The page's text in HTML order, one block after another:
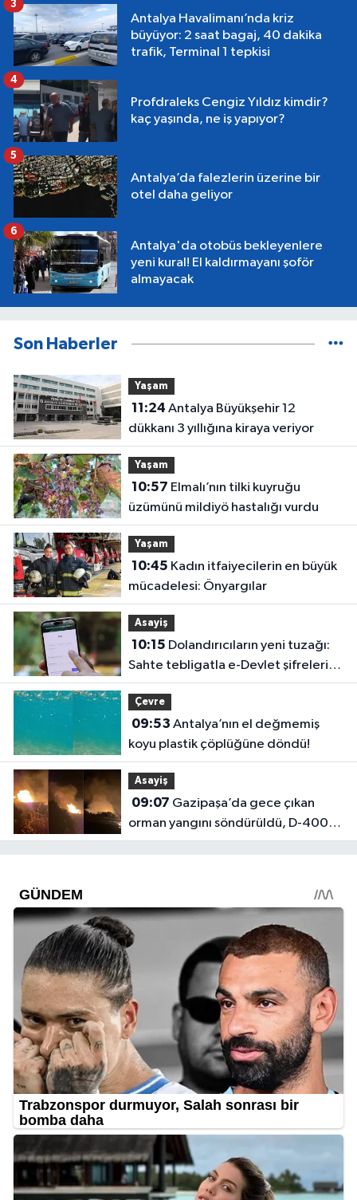
Antalya Havalimanı’nda kriz
büyüyor: 2 saat bagaj, 40 dakika
trafik, Terminal 1 tepkisi
3
Profdraleks Cengiz Yıldız kimdir?
kaç yaşında, ne iş yapıyor?
4
Antalya’da falezlerin üzerine bir
otel daha geliyor
5
Antalya'da otobüs bekleyenlere
yeni kural! El kaldırmayanı şoför
almayacak
6
Son Haberler
Yaşam
11:24
dükkanı 3 yıllığına kiraya veriyor
Yaşam
10:57
üzümünü mildiyö hastalığı vurdu
Yaşam
10:45
mücadelesi: Önyargılar
Asayiş
10:15
Sahte tebligatla e-Devlet şifrelerini
çalıyorlar
Çevre
09:53
koyu plastik çöplüğüne döndü!
Asayiş
09:07
orman yangını söndürüldü, D-400
trafiğe açıldı